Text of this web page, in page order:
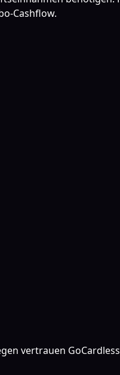
Cashflow.
vertrauen